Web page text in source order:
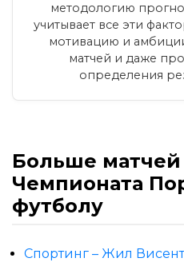
методологию
учитывает все эти
мотивацию и
матчей и даже
определения
Больше матчей
Чемпионата
футболу
Спортинг – Жил